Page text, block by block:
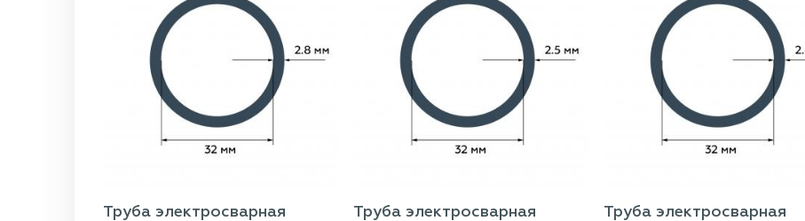
Труба электросварная
Труба электросварная
Труба электросварная